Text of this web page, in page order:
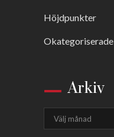
Höjdpunkter
Okategoriserade
Arkiv